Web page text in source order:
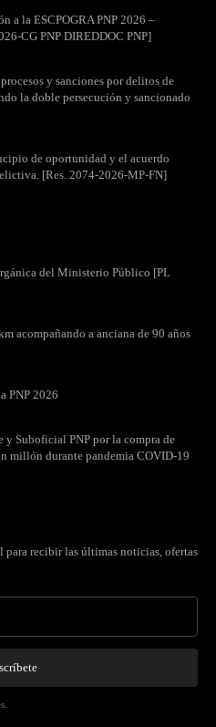
a la ESCPOGRA PNP 2026 –
CG PNP DIREDDOC PNP]
y sanciones por delitos de
la doble persecución y sancionado
de oportunidad y el acuerdo
[Res. 2074-2026-MP-FN]
del Ministerio Público [PL
acompañando a anciana de 90 años
PNP 2026
y Suboficial PNP por la compra de
millón durante pandemia COVID-19
recibir las últimas noticias, ofertas